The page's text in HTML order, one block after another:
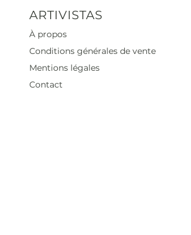
ARTIVISTAS
À propos
Conditions générales de vente
Mentions légales
Contact